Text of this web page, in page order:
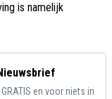
is namelijk
en voor niets in